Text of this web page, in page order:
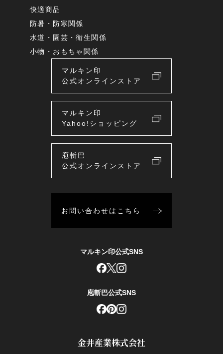
金井産業株式会社
快適商品
防暑・防寒関係
水道・園芸・衛生関係
小物・おもちゃ関係
マルキン印
公式オンラインストア
マルキン印
Yahoo!ショッピング
庖斬巴
公式オンラインストア
お問い合わせはこちら
マルキン印公式SNS
庖斬巴公式SNS